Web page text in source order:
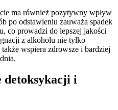
ma również pozytywny wpływ
po odstawieniu zauważa spadek
co prowadzi do lepszej jakości
z alkoholu nie tylko
wspiera zdrowsze i bardziej
detoksykacji i